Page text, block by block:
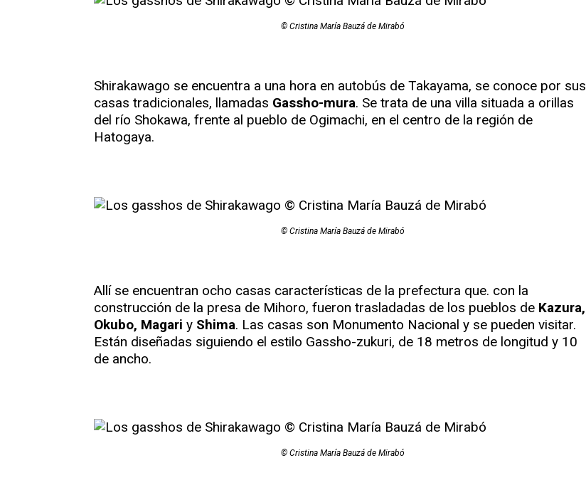
© Cristina María Bauzá de Mirabó
Shirakawago se encuentra a una hora en autobús de Takayama, se conoce por sus
casas tradicionales, llamadas Gassho-mura. Se trata de una villa situada a orillas
del río Shokawa, frente al pueblo de Ogimachi, en el centro de la región de
Hatogaya.
© Cristina María Bauzá de Mirabó
Allí se encuentran ocho casas características de la prefectura que. con la
construcción de la presa de Mihoro, fueron trasladadas de los pueblos de Kazura,
Okubo, Magari y Shima. Las casas son Monumento Nacional y se pueden visitar.
Están diseñadas siguiendo el estilo Gassho-zukuri, de 18 metros de longitud y 10
de ancho.
© Cristina María Bauzá de Mirabó